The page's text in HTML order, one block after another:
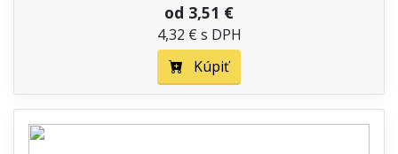
od 3,51 €
4,32 € s DPH
Kúpiť